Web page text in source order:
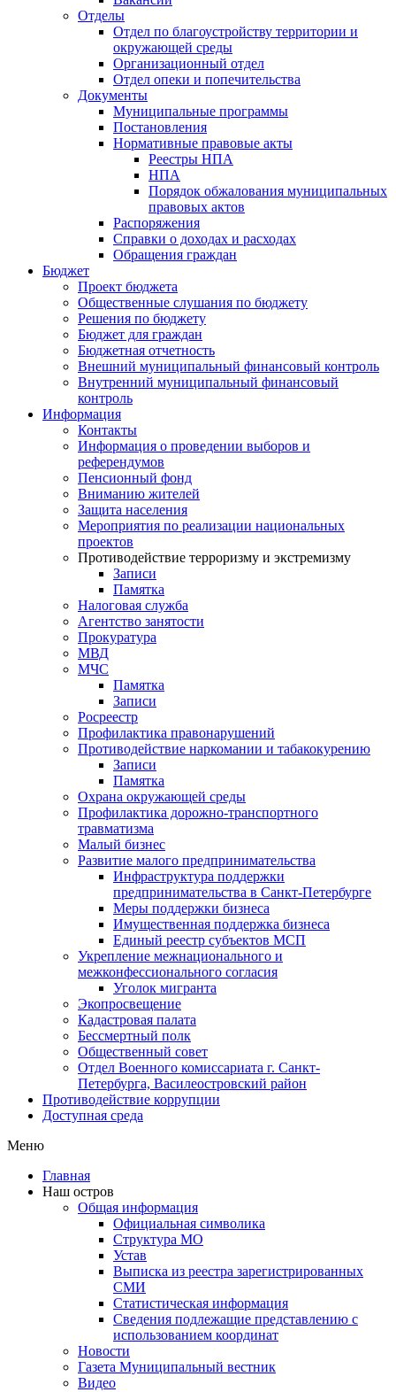
Отделы
Отдел по благоустройству территории и
окружающей среды
Организационный отдел
Отдел опеки и попечительства
Документы
Муниципальные программы
Постановления
Нормативные правовые акты
Реестры НПА
НПА
Порядок обжалования муниципальных
правовых актов
Распоряжения
Справки о доходах и расходах
Обращения граждан
Бюджет
Проект бюджета
Общественные слушания по бюджету
Решения по бюджету
Бюджет для граждан
Бюджетная отчетность
Внешний муниципальный финансовый контроль
Внутренний муниципальный финансовый
контроль
Информация
Контакты
Информация о проведении выборов и
референдумов
Пенсионный фонд
Вниманию жителей
Защита населения
Мероприятия по реализации национальных
проектов
Противодействие терроризму и экстремизму
Записи
Памятка
Налоговая служба
Агентство занятости
Прокуратура
МВД
МЧС
Памятка
Записи
Росреестр
Профилактика правонарушений
Противодействие наркомании и табакокурению
Записи
Памятка
Охрана окружающей среды
Профилактика дорожно-транспортного
травматизма
Малый бизнес
Развитие малого предпринимательства
Инфраструктура поддержки
предпринимательства в Санкт-Петербурге
Меры поддержки бизнеса
Имущественная поддержка бизнеса
Единый реестр субъектов МСП
Укрепление межнационального и
межконфессионального согласия
Уголок мигранта
Экопросвещение
Кадастровая палата
Бессмертный полк
Общественный совет
Отдел Военного комиссариата г. Санкт-
Петербурга, Василеостровский район
Противодействие коррупции
Доступная среда
Меню
Главная
Наш остров
Общая информация
Официальная символика
Структура МО
Устав
Выписка из реестра зарегистрированных
СМИ
Статистическая информация
Сведения подлежащие представлению с
использованием координат
Новости
Газета Муниципальный вестник
Видео